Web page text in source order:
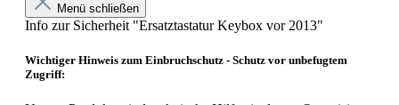
Menü schließen
Info zur Sicherheit "Ersatztastatur Keybox vor 2013"
Wichtiger Hinweis zum Einbruchschutz - Schutz vor unbefugtem
Zugriff: